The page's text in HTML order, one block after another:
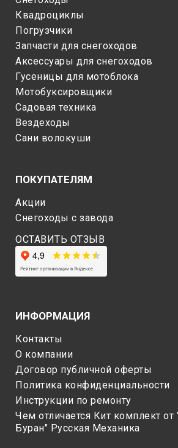
Квадроциклы
Погрузчики
Запчасти для снегоходов
Аксессуары для снегоходов
Гусеницы для мотоблока
Мотобуксировщики
Садовая техника
Вездеходы
Сани волокуши
ПОКУПАТЕЛЯМ
Акции
Снегоходы c завода
ОСТАВИТЬ ОТЗЫВ
ИНФОРМАЦИЯ
Контакты
О компании
Договор публичной оферты
Политика конфиденциальности
Инструкции по ремонту
Чем отличается Кит комплект от
Буран" Русская Механика